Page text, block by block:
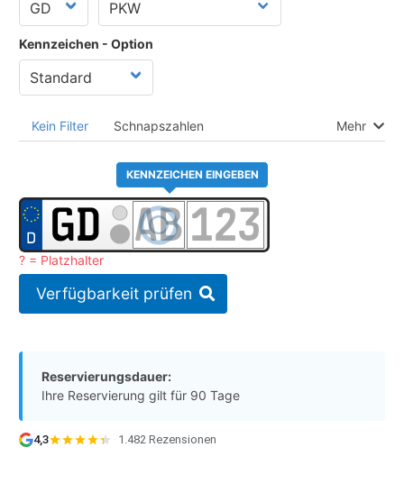
Kennzeichen - Option
Kein Filter Schnapszahlen Mehr
KENNZEICHEN EINGEBEN
? = Platzhalter
Verfügbarkeit prüfen
Reservierungsdauer:
Ihre Reservierung gilt für 90 Tage
4,3 · 1.482 Rezensionen